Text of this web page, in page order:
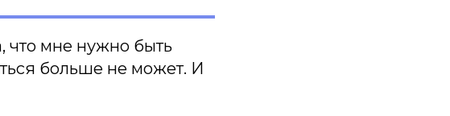
что мне нужно быть
больше не может. И